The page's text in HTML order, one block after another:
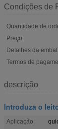
Condições de
Quantidade de
Preço:
Detalhes da
Termos de
descrição
Introduza o
Aplicação: